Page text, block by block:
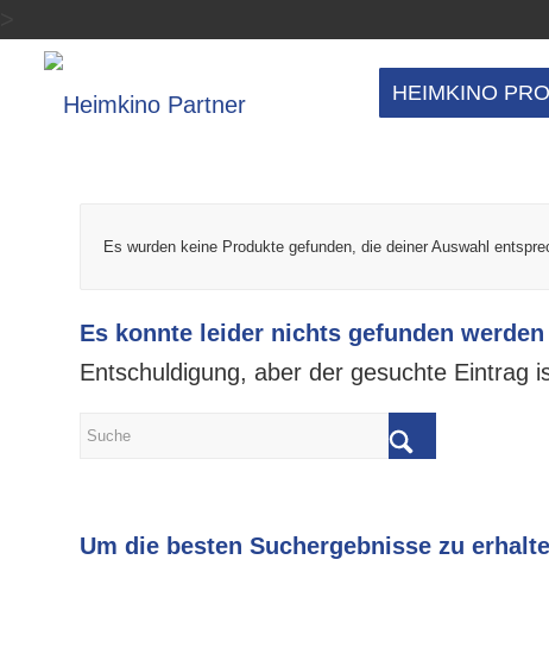
HEIMKINO
Es wurden keine Produkte gefunden, die deiner Auswahl
Es konnte leider nichts gefunden werden
Entschuldigung, aber der gesuchte Eintrag
Um die besten Suchergebnisse zu